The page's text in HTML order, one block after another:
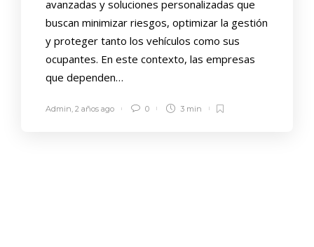
avanzadas y soluciones personalizadas que
buscan minimizar riesgos, optimizar la gestión
y proteger tanto los vehículos como sus
ocupantes. En este contexto, las empresas
que dependen…
Admin, 2 años ago 0 3 min